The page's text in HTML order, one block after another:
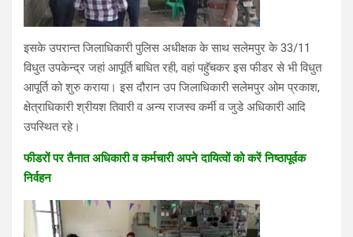
इसके उपरान्त जिलाधिकारी पुलिस अधीक्षक के साथ सलेमपुर के 33/11
विधुत उपकेन्द्र जहां आपूर्ति बाधित रही, वहां पहुॅचकर इस फीडर से भी विधुत
आपूर्ति को शुरु कराया। इस दौरान उप जिलाधिकारी सलेमपुर ओम प्रकाश,
क्षेत्राधिकारी श्रीयश तिवारी व अन्य राजस्व कर्मी व जुडे अधिकारी आदि
उपस्थित रहे।
फीडरों पर तैनात अधिकारी व कर्मचारी अपने दायित्वों को करें निष्ठापूर्वक
निर्वहन